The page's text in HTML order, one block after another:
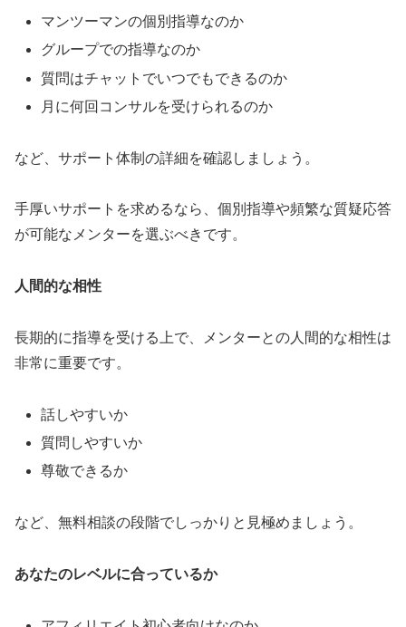
マンツーマンの個別指導なのか
グループでの指導なのか
質問はチャットでいつでもできるのか
月に何回コンサルを受けられるのか
など、サポート体制の詳細を確認しましょう。
手厚いサポートを求めるなら、個別指導や頻繁な質疑応答
が可能なメンターを選ぶべきです。
人間的な相性
長期的に指導を受ける上で、メンターとの人間的な相性は
非常に重要です。
話しやすいか
質問しやすいか
尊敬できるか
など、無料相談の段階でしっかりと見極めましょう。
あなたのレベルに合っているか